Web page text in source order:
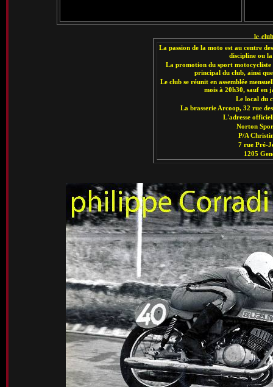
le club
La passion de la moto est au centre
discipline ou
La promotion du sport motocycliste
principal du club, ainsi
Le club se réunit en assemblée
mois à 20h30, sauf en
Le local du
La brasserie Arcoop, 32 rue
L'adresse
Norton
P/A
7 rue Pré-
1205